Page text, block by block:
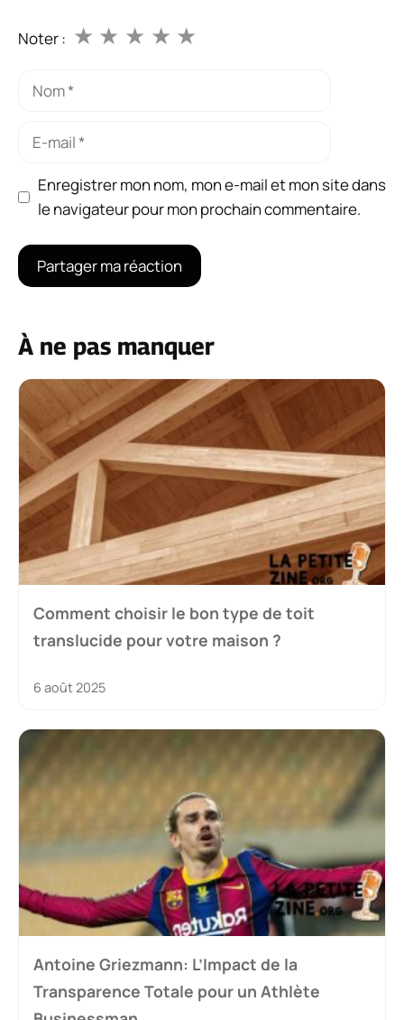
Noter : ★
★
★
★
★
Nom
Enregistrer mon nom, mon e-mail et mon site dans
le navigateur pour mon prochain commentaire.
À ne pas manquer
Comment choisir le bon type de toit
translucide pour votre maison ?
6 août 2025
Antoine Griezmann: L’Impact de la
Transparence Totale pour un Athlète